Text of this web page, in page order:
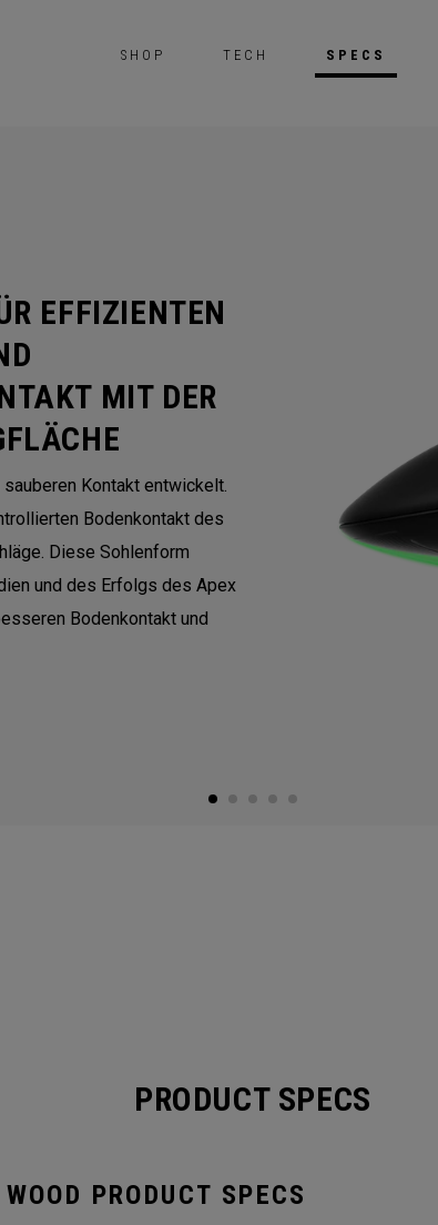
SHOP TECH SPECS
EFFIZIENTEN
MIT DER
Kontakt entwickelt.
Bodenkontakt des
Diese Sohlenform
und des Erfolgs des Apex
Bodenkontakt und
PRODUCT SPECS
PRODUCT SPECS